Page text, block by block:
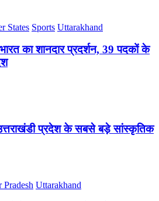
States Sports Uttarakhand
का शानदार प्रदर्शन, 39 पदकों के
उत्तराखंडी प्रदेश के सबसे बड़े सांस्कृतिक
Pradesh Uttarakhand